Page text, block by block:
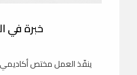
خبرة في
ينفّذ العمل مختص أكاديمي